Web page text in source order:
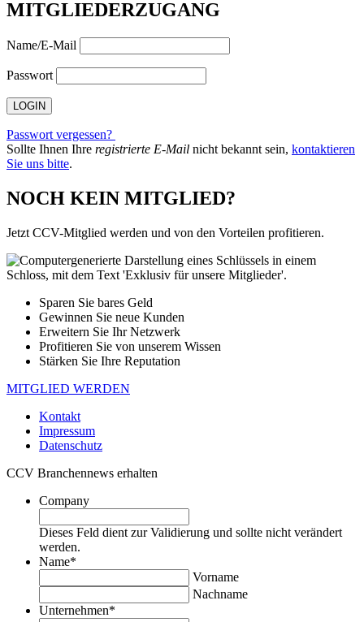
MITGLIEDERZUGANG
Name/E-Mail
Passwort
Passwort vergessen?
Sollte Ihnen Ihre registrierte E-Mail nicht bekannt sein, kontaktieren
Sie uns bitte.
NOCH KEIN MITGLIED?
Jetzt CCV-Mitglied werden und von den Vorteilen profitieren.
Sparen Sie bares Geld
Gewinnen Sie neue Kunden
Erweitern Sie Ihr Netzwerk
Profitieren Sie von unserem Wissen
Stärken Sie Ihre Reputation
MITGLIED WERDEN
Kontakt
Impressum
Datenschutz
CCV Branchennews erhalten
Company
Dieses Feld dient zur Validierung und sollte nicht verändert
werden.
Name*
Vorname
Nachname
Unternehmen*